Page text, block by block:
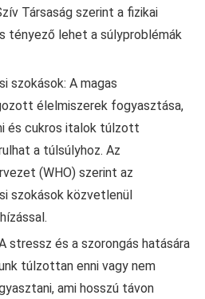
Társaság szerint a fizikai
tényező lehet a súlyproblémák
szokások: A magas
élelmiszerek fogyasztása,
és cukros italok túlzott
a túlsúlyhoz. Az
(WHO) szerint az
szokások közvetlenül
stressz és a szorongás hatására
túlzottan enni vagy nem
ami hosszú távon